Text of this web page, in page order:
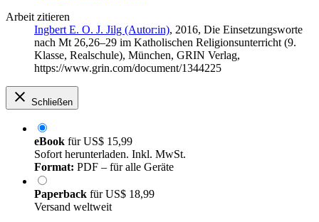
Arbeit zitieren
Ingbert E. O. J. Jilg (Autor:in), 2016, Die Einsetzungsworte
nach Mt 26,26‒29 im Katholischen Religionsunterricht (9.
Klasse, Realschule), München, GRIN Verlag,
https://www.grin.com/document/1344225
Schließen
eBook fürUS$ 15,99
Sofort herunterladen. Inkl. MwSt.
Format: PDF – für alle Geräte
Paperback fürUS$ 18,99
Versand weltweit